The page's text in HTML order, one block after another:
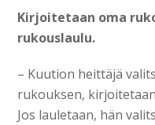
Kirjoitetaan oma
rukouslaulu.
– Kuution heittäjä
rukouksen,
Jos lauletaan, hän